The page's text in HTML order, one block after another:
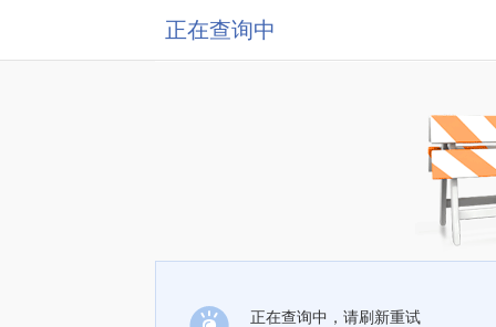
正在查询中
正在查询中，请刷新重试